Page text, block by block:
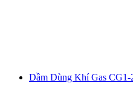
Dầm Dùng Khí Gas